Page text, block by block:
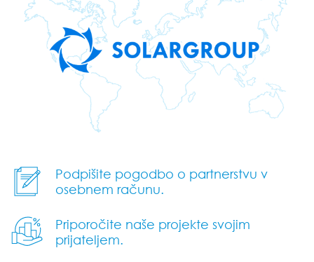
Podpišite pogodbo o partnerstvu v
osebnem računu.
Priporočite naše projekte svojim
prijateljem.